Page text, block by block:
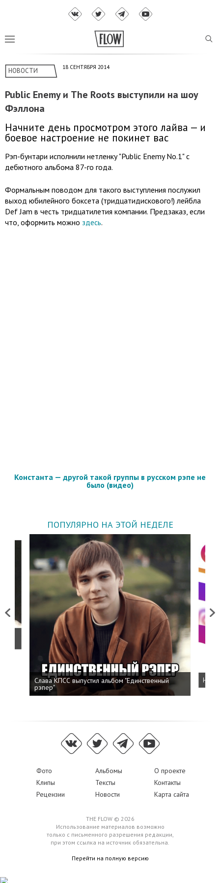
НОВОСТИ 18 СЕНТЯБРЯ 2014
Public Enemy и The Roots выступили на шоу
Фэллона
Начните день просмотром этого лайва — и
боевое настроение не покинет вас
Рэп-бунтари исполнили нетленку "Public Enemy No.1" с
дебютного альбома 87-го года.
Формальным поводом для такого выступления послужил
выход юбилейного боксета (тридцатидискового!) лейбла
Def Jam в честь тридцатилетия компании. Предзаказ, если
что, оформить можно здесь.
Константа — другой такой группы в русском рэпе не
было (видео)
ПОПУЛЯРНО НА ЭТОЙ НЕДЕЛЕ
Previous
Слава КПСС выпустил альбом "Единственный
рэпер"
Next
Фото Альбомы
О проекте
Клипы
Тексты
Контакты
Рецензии
Новости Карта сайта
THE FLOW © 2026
Использование материалов возможно
только с письменного разрешения редакции,
при этом ссылка на источник обязательна.
Перейти на полную версию